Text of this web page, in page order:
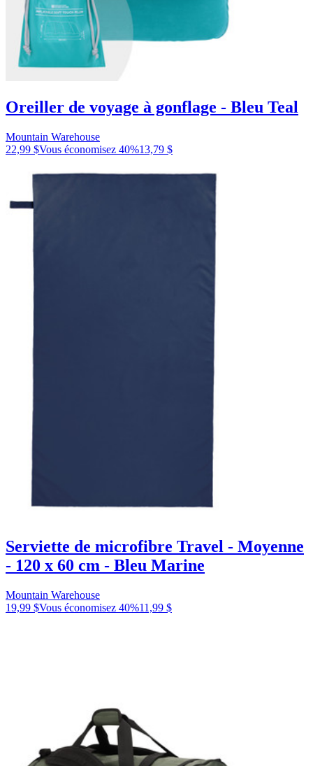
Oreiller de voyage à gonflage - Bleu Teal
Mountain Warehouse
22,99 $Vous économisez 40%13,79 $
Serviette de microfibre Travel - Moyenne
- 120 x 60 cm - Bleu Marine
Mountain Warehouse
19,99 $Vous économisez 40%11,99 $